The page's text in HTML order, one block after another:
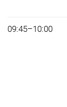
09:45–10:00